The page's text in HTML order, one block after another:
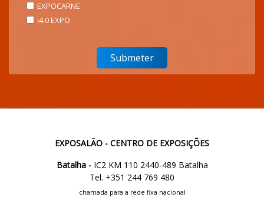
EXPOCARNE
i4.0 EXPO
EXPOSALÃO - CENTRO DE EXPOSIÇÕES
Batalha -IC2 KM 110 2440-489 Batalha
Tel. +351 244 769 480
chamada para a rede fixa nacional